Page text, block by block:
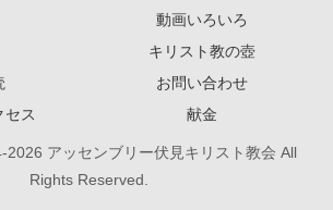
動画いろいろ
キリスト教の壺
お問い合わせ
セス
献金
アッセンブリー伏見キリスト教会 All
Rights Reserved.